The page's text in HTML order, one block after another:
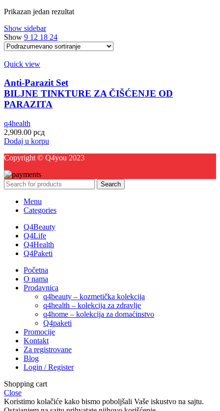
998.00 рсд.
Prikazan jedan rezultat
Show sidebar
Show 9 12 18 24
Quick view
Anti-Parazit Set
BILJNE TINKTURE ZA ČIŠĆENJE OD
PARAZITA
q4health
2,909.00 рсд
Dodaj u korpu
Copyright © Q4you 2023
Search
Menu
Categories
Q4Beauty
Q4Life
Q4Health
Q4Paketi
Početna
O nama
Prodavnica
q4beauty – kozmetička kolekcija
q4health – kolekcija za zdravlje
q4home – kolekcija za domaćinstvo
Q4paketi
Promocije
Kontakt
Za registrovane
Blog
Login / Register
Shopping cart
Close
Koristimo kolačiće kako bismo poboljšali Vaše iskustvo na sajtu.